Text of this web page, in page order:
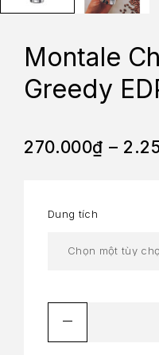
Montale
Greedy
270.000₫ –
Dung tích